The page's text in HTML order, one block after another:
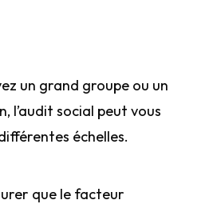
un grand groupe ou un
l’audit social peut vous
échelles.
que le facteur